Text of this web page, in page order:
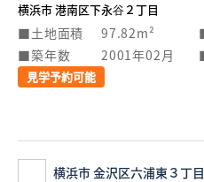
横浜市 港南区下永谷２丁目
土地面積 97.82m²
築年数
2001年02月
見学予約可能
横浜市 金沢区六浦東３丁目